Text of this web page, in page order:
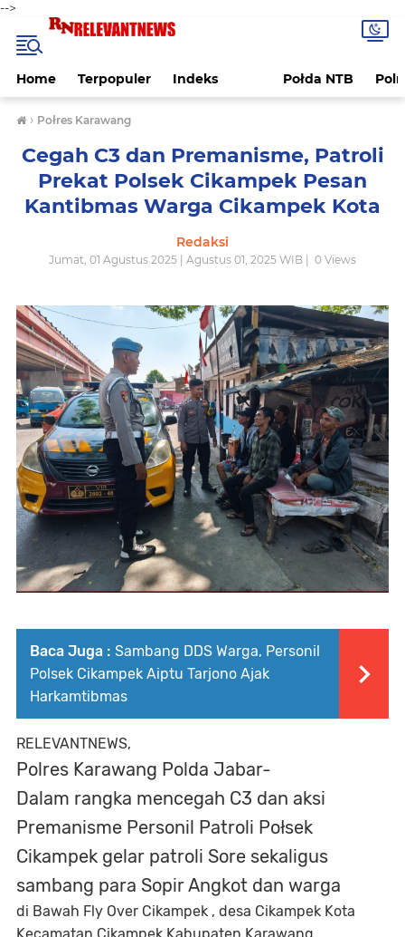
-->
Home Terpopuler Indeks Połda NTB
› Połres Karawang
Cegah C3 dan Premanisme, Patroli
Prekat Polsek Cikampek Pesan
Kantibmas Warga Cikampek Kota
Redaksi
Jumat, 01 Agustus 2025 | Agustus 01, 2025 WIB | 0 Views
Baca Juga : Sambang DDS Warga, Personil
Polsek Cikampek Aiptu Tarjono Ajak
Harkamtibmas
RELEVANTNEWS,
Polres Karawang Polda Jabar-
Dalam rangka mencegah C3 dan aksi
Premanisme Personil Patroli Połsek
Cikampek gelar patroli Sore sekaligus
sambang para Sopir Angkot dan warga
di Bawah Fly Over Cikampek , desa Cikampek Kota